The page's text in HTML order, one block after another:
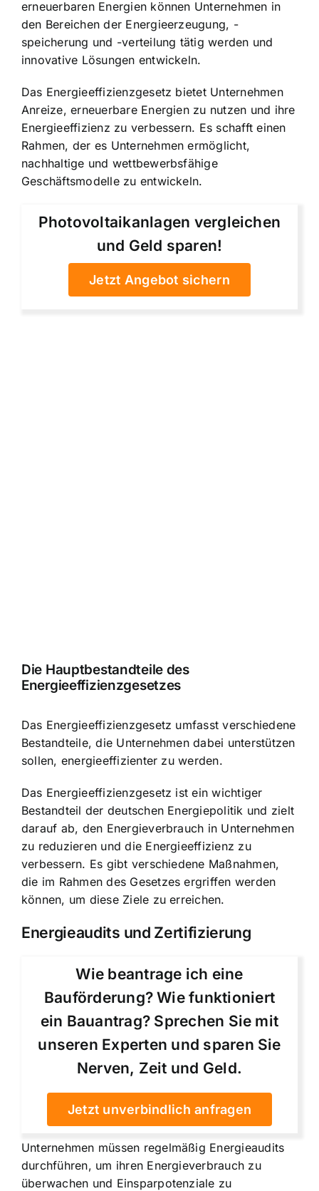
erneuerbaren Energien können Unternehmen in
den Bereichen der Energieerzeugung, -
speicherung und -verteilung tätig werden und
innovative Lösungen entwickeln.
Das Energieeffizienzgesetz bietet Unternehmen
Anreize, erneuerbare Energien zu nutzen und ihre
Energieeffizienz zu verbessern. Es schafft einen
Rahmen, der es Unternehmen ermöglicht,
nachhaltige und wettbewerbsfähige
Geschäftsmodelle zu entwickeln.
Photovoltaikanlagen vergleichen
und Geld sparen!
Jetzt Angebot sichern
Die Hauptbestandteile des
Energieeffizienzgesetzes
Das Energieeffizienzgesetz umfasst verschiedene
Bestandteile, die Unternehmen dabei unterstützen
sollen, energieeffizienter zu werden.
Das Energieeffizienzgesetz ist ein wichtiger
Bestandteil der deutschen Energiepolitik und zielt
darauf ab, den Energieverbrauch in Unternehmen
zu reduzieren und die Energieeffizienz zu
verbessern. Es gibt verschiedene Maßnahmen,
die im Rahmen des Gesetzes ergriffen werden
können, um diese Ziele zu erreichen.
Energieaudits und Zertifizierung
Wie beantrage ich eine
Bauförderung? Wie funktioniert
ein Bauantrag? Sprechen Sie mit
unseren Experten und sparen Sie
Nerven, Zeit und Geld.
Jetzt unverbindlich anfragen
Unternehmen müssen regelmäßig Energieaudits
durchführen, um ihren Energieverbrauch zu
überwachen und Einsparpotenziale zu